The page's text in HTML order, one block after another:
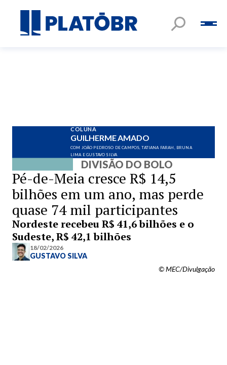
COLUNA
GUILHERME AMADO
COM JOÃO PEDROSO DE CAMPOS, TATIANA FARAH, BRUNA
LIMA E GUSTAVO SILVA
DIVISÃO DO BOLO
Pé-de-Meia cresce R$ 14,5
bilhões em um ano, mas perde
quase 74 mil participantes
Nordeste recebeu R$ 41,6 bilhões e o
Sudeste, R$ 42,1 bilhões
18/02/2026
GUSTAVO SILVA
© MEC/Divulgação